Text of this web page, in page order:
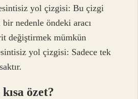
yol çizgisi: Bu çizgi
nedenle öndeki aracı
değiştirmek mümkün
yol çizgisi: Sadece tek
özet?